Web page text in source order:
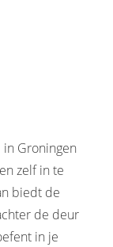
Groningen
zelf in te
biedt de
de deur
in je